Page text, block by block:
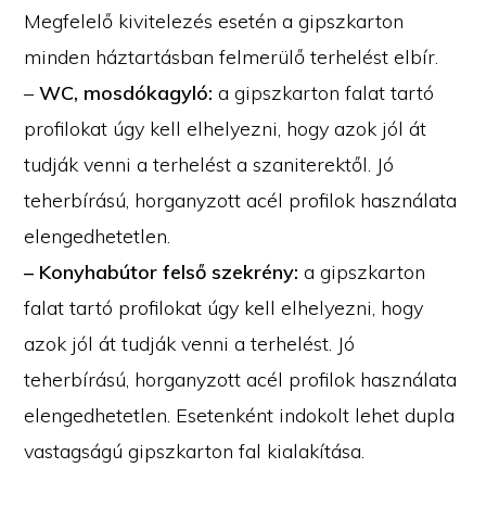
Megfelelő kivitelezés esetén a gipszkarton
minden háztartásban felmerülő terhelést elbír.
–WC, mosdókagyló: a gipszkarton falat tartó
profilokat úgy kell elhelyezni, hogy azok jól át
tudják venni a terhelést a szaniterektől. Jó
teherbírású, horganyzott acél profilok használata
elengedhetetlen.
– Konyhabútor felső szekrény: a gipszkarton
falat tartó profilokat úgy kell elhelyezni, hogy
azok jól át tudják venni a terhelést. Jó
teherbírású, horganyzott acél profilok használata
elengedhetetlen. Esetenként indokolt lehet dupla
vastagságú gipszkarton fal kialakítása.